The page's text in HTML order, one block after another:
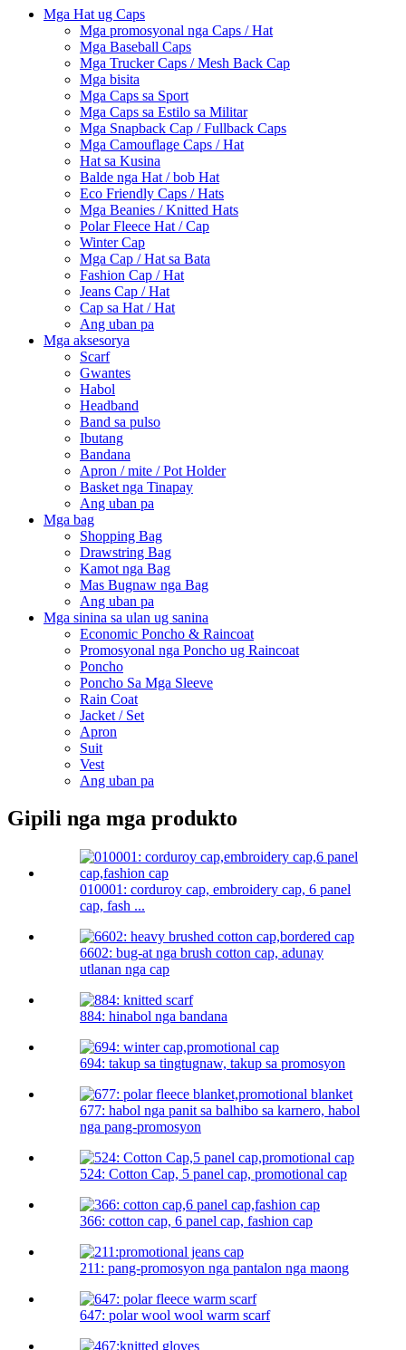
Mga Hat ug Caps
Mga promosyonal nga Caps / Hat
Mga Baseball Caps
Mga Trucker Caps / Mesh Back Cap
Mga bisita
Mga Caps sa Sport
Mga Caps sa Estilo sa Militar
Mga Snapback Cap / Fullback Caps
Mga Camouflage Caps / Hat
Hat sa Kusina
Balde nga Hat / bob Hat
Eco Friendly Caps / Hats
Mga Beanies / Knitted Hats
Polar Fleece Hat / Cap
Winter Cap
Mga Cap / Hat sa Bata
Fashion Cap / Hat
Jeans Cap / Hat
Cap sa Hat / Hat
Ang uban pa
Mga aksesorya
Scarf
Gwantes
Habol
Headband
Band sa pulso
Ibutang
Bandana
Apron / mite / Pot Holder
Basket nga Tinapay
Ang uban pa
Mga bag
Shopping Bag
Drawstring Bag
Kamot nga Bag
Mas Bugnaw nga Bag
Ang uban pa
Mga sinina sa ulan ug sanina
Economic Poncho & Raincoat
Promosyonal nga Poncho ug Raincoat
Poncho
Poncho Sa Mga Sleeve
Rain Coat
Jacket / Set
Apron
Suit
Vest
Ang uban pa
Gipili nga mga produkto
010001: corduroy cap, embroidery cap, 6 panel
cap, fash ...
6602: bug-at nga brush cotton cap, adunay
utlanan nga cap
884: hinabol nga bandana
694: takup sa tingtugnaw, takup sa promosyon
677: habol nga panit sa balhibo sa karnero, habol
nga pang-promosyon
524: Cotton Cap, 5 panel cap, promotional cap
366: cotton cap, 6 panel cap, fashion cap
211: pang-promosyon nga pantalon nga maong
647: polar wool wool warm scarf